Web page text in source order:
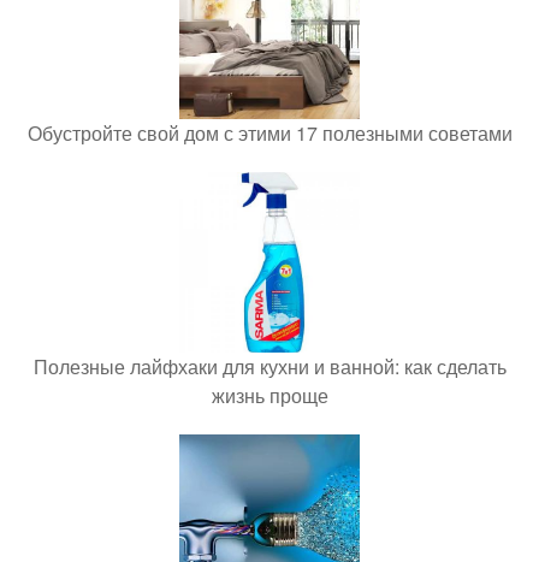
Обустройте свой дом с этими 17 полезными советами
Полезные лайфхаки для кухни и ванной: как сделать
жизнь проще